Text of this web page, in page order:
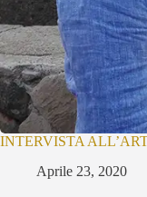
INTERVISTA
Aprile 23, 2020